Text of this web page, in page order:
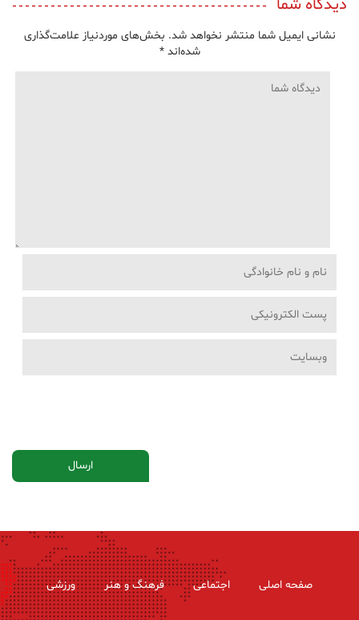
نشانی ایمیل شما منتشر نخواهد شد. بخش‌های موردنیاز علامت‌گذاری
شده‌اند*
صفحه اصلی اجتماعی فرهنگ و هنر ورزشی